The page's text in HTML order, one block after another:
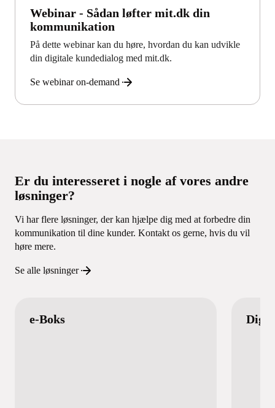
Webinar - Sådan løfter mit.dk din
kommunikation
På dette webinar kan du høre, hvordan du kan udvikle
din digitale kundedialog med mit.dk.
Se webinar on-demand
Er du interesseret i nogle af vores andre
løsninger?
Vi har flere løsninger, der kan hjælpe dig med at forbedre din
kommunikation til dine kunder. Kontakt os gerne, hvis du vil
høre mere.
Se alle løsninger
e-Boks